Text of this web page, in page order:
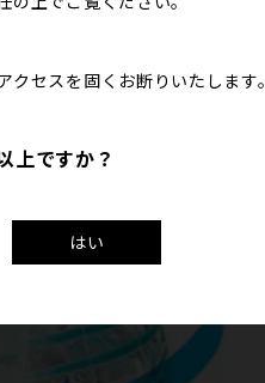
クセスを固くお断りいたします。
上ですか？
はい